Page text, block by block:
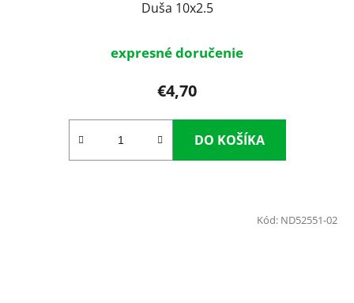
Duša 10x2.5
expresné doručenie
€4,70
DO KOŠÍKA
Kód: ND52551-02